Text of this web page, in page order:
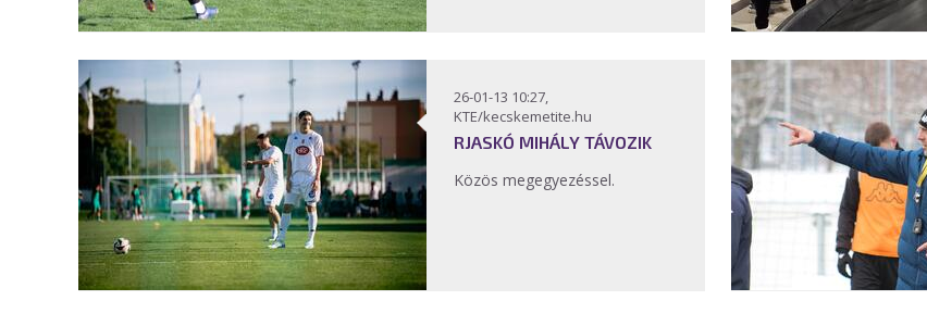
26-01-13 10:27,
KTE/kecskemetite.hu
RJASKÓ MIHÁLY TÁVOZIK
Közös megegyezéssel.